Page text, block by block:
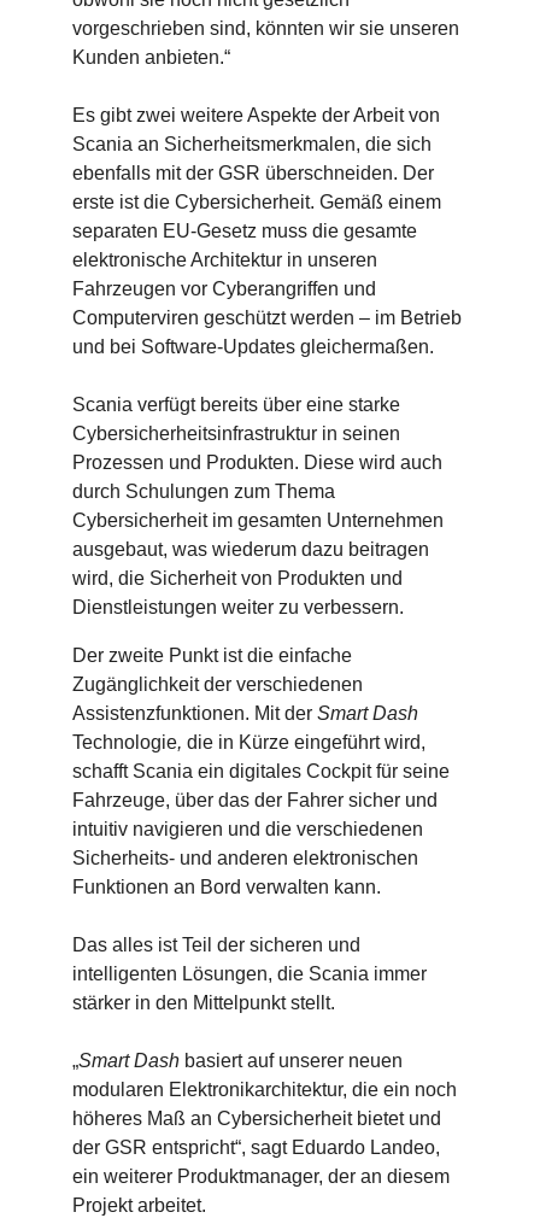
vorgeschrieben sind, könnten wir sie unseren
Kunden anbieten.“
Es gibt zwei weitere Aspekte der Arbeit von
Scania an Sicherheitsmerkmalen, die sich
ebenfalls mit der GSR überschneiden. Der
erste ist die Cybersicherheit. Gemäß einem
separaten EU-Gesetz muss die gesamte
elektronische Architektur in unseren
Fahrzeugen vor Cyberangriffen und
Computerviren geschützt werden – im Betrieb
und bei Software-Updates gleichermaßen.
Scania verfügt bereits über eine starke
Cybersicherheitsinfrastruktur in seinen
Prozessen und Produkten. Diese wird auch
durch Schulungen zum Thema
Cybersicherheit im gesamten Unternehmen
ausgebaut, was wiederum dazu beitragen
wird, die Sicherheit von Produkten und
Dienstleistungen weiter zu verbessern.
Der zweite Punkt ist die einfache
Zugänglichkeit der verschiedenen
Assistenzfunktionen. Mit der Smart Dash
Technologie, die in Kürze eingeführt wird,
schafft Scania ein digitales Cockpit für seine
Fahrzeuge, über das der Fahrer sicher und
intuitiv navigieren und die verschiedenen
Sicherheits- und anderen elektronischen
Funktionen an Bord verwalten kann.
Das alles ist Teil der sicheren und
intelligenten Lösungen, die Scania immer
stärker in den Mittelpunkt stellt.
„Smart Dash basiert auf unserer neuen
modularen Elektronikarchitektur, die ein noch
höheres Maß an Cybersicherheit bietet und
der GSR entspricht“, sagt Eduardo Landeo,
ein weiterer Produktmanager, der an diesem
Projekt arbeitet.